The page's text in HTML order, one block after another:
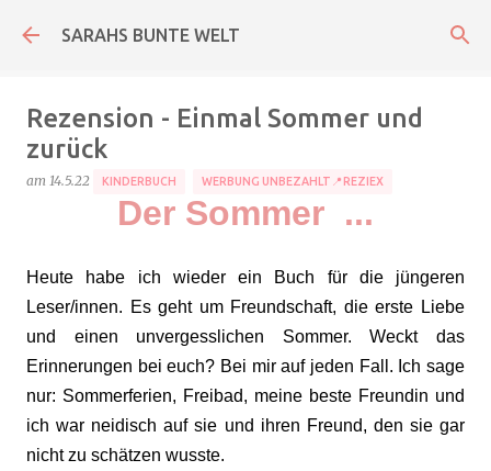
Direkt zum Hauptbereich
SARAHS BUNTE WELT
Rezension - Einmal Sommer und
zurück
am 14.5.22 KINDERBUCH WERBUNG UNBEZAHLT📍REZIEX
Der Sommer ...
Heute habe ich wieder ein Buch für die jüngeren
Leser/innen. Es geht um Freundschaft, die erste Liebe
und einen unvergesslichen Sommer. Weckt das
Erinnerungen bei euch? Bei mir auf jeden Fall. Ich sage
nur: Sommerferien, Freibad, meine beste Freundin und
ich war neidisch auf sie und ihren Freund, den sie gar
nicht zu schätzen wusste.